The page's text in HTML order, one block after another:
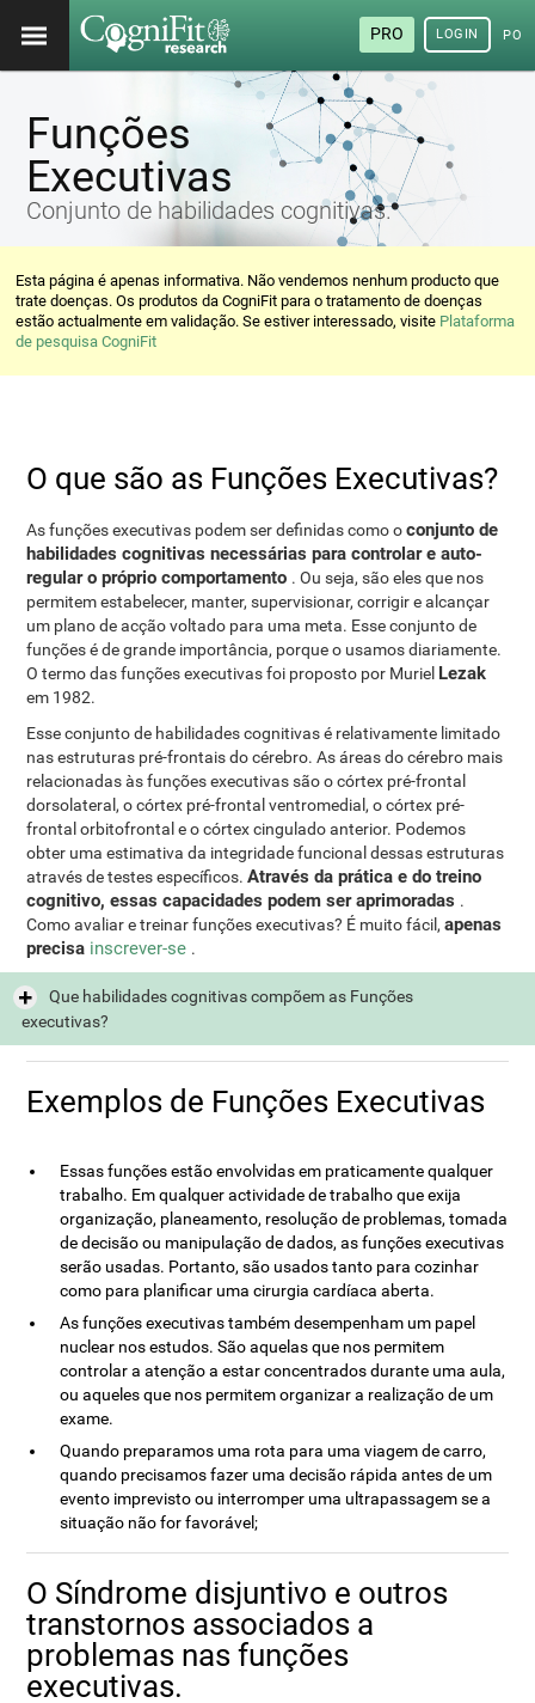
PRO LOGIN
Funções
Executivas
Conjunto de habilidades cognitivas.
Esta página é apenas informativa. Não vendemos nenhum producto que
trate doenças. Os produtos da CogniFit para o tratamento de doenças
estão actualmente em validação. Se estiver interessado, visite Plataforma
de pesquisa CogniFit
O que são as Funções Executivas?
As funções executivas podem ser definidas como oconjunto de
habilidades cognitivas necessárias para controlar e auto-
regular o próprio comportamento . Ou seja, são eles que nos
permitem estabelecer, manter, supervisionar, corrigir e alcançar
um plano de acção voltado para uma meta. Esse conjunto de
funções é de grande importância, porque o usamos diariamente.
O termo das funções executivas foi proposto por Muriel Lezak
em 1982.
Esse conjunto de habilidades cognitivas é relativamente limitado
nas estruturas pré-frontais do cérebro. As áreas do cérebro mais
relacionadas às funções executivas são o córtex pré-frontal
dorsolateral, o córtex pré-frontal ventromedial, o córtex pré-
frontal orbitofrontal e o córtex cingulado anterior. Podemos
obter uma estimativa da integridade funcional dessas estruturas
através de testes específicos.Através da prática e do treino
cognitivo, essas capacidades podem ser aprimoradas .
Como avaliar e treinar funções executivas? É muito fácil,apenas
precisa inscrever-se .
Que habilidades cognitivas compõem as Funções
executivas?
Exemplos de Funções Executivas
Essas funções estão envolvidas em praticamente qualquer
trabalho. Em qualquer actividade de trabalho que exija
organização, planeamento, resolução de problemas, tomada
de decisão ou manipulação de dados, as funções executivas
serão usadas. Portanto, são usados ​​tanto para cozinhar
como para planificar uma cirurgia cardíaca aberta.
As funções executivas também desempenham um papel
nuclear nos estudos. São aquelas que nos permitem
controlar a atenção a estar concentrados durante uma aula,
ou aqueles que nos permitem organizar a realização de um
exame.
Quando preparamos uma rota para uma viagem de carro,
quando precisamos fazer uma decisão rápida antes de um
evento imprevisto ou interromper uma ultrapassagem se a
situação não for favorável;
O Síndrome disjuntivo e outros
transtornos associados a
problemas nas funções
executivas.